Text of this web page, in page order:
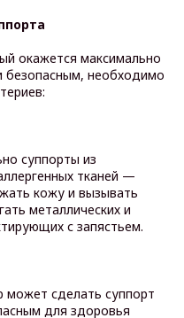
окажется максимально
безопасным, необходимо
суппорты из
тканей —
кожу и вызывать
металлических и
с запястьем.
может сделать суппорт
для здоровья